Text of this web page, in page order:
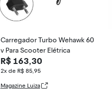
Carregador Turbo Wehawk 60
v Para Scooter Elétrica
R$ 163,30
2x de R$ 85,95
Magazine Luiza